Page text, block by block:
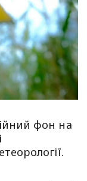
фон на